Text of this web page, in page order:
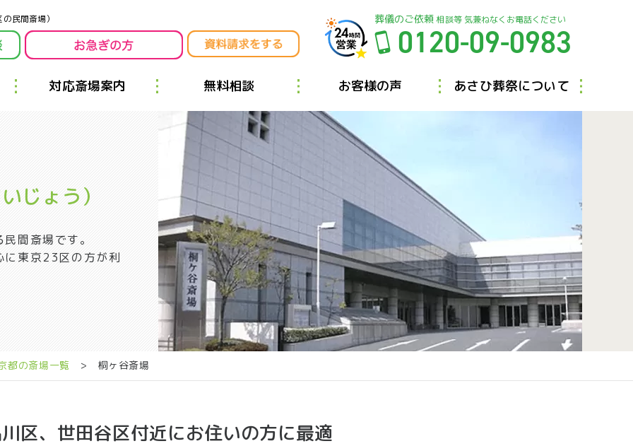
民間斎場） 葬儀のご依頼相談等 気兼ねなくお電話ください
0120-09-0983
対応斎場案内 無料相談 お客様の声 あさひ葬祭について
じょう）
間斎場です。
に東京23区の方が利
都の斎場一覧 > 桐ヶ谷斎場
区、世田谷区付近にお住いの方に最適